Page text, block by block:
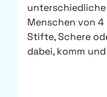
Menschen von
Stifte, Schere
dabei, komm